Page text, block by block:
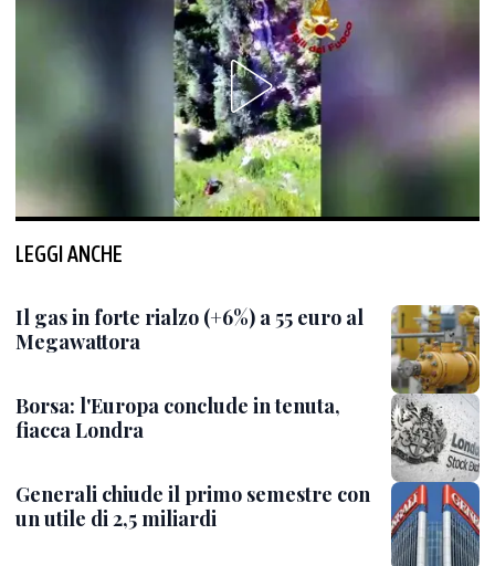
LEGGI ANCHE
Il gas in forte rialzo (+6%) a 55 euro al
Megawattora
Borsa: l'Europa conclude in tenuta,
fiacca Londra
Generali chiude il primo semestre con
un utile di 2,5 miliardi